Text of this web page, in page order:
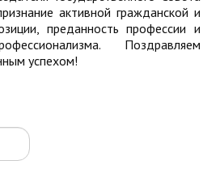
активной гражданской и
преданность профессии и
Поздравляем
успехом!